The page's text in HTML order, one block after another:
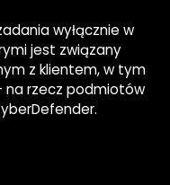
wyłącznie w
jest związany
z klientem, w tym
na rzecz podmiotów